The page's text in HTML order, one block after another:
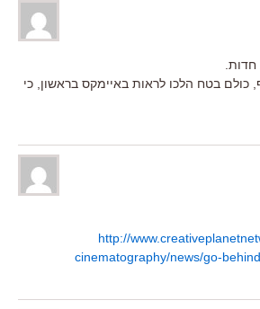
חדות.
כולם בטח הלכו לראות באיימקס בראשון, כי
http://
cinematography/news/go-